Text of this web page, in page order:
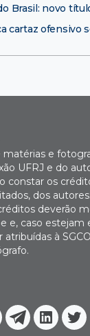
Brasil: novo
cartaz ofensivo
Telegram
matérias e
UFRJ e do
constar os
dos
deverão
e, caso estejam
atribuídas à